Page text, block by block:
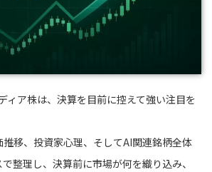
ィア株は、決算を目前に控えて強い注目を
移、投資家心理、そしてAI関連銘柄全体
整理し、決算前に市場が何を織り込み、